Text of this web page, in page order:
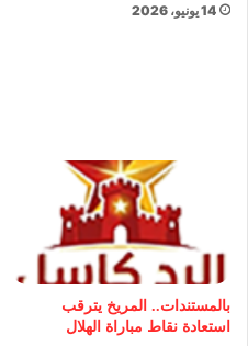
14 يونيو، 2026
بالمستندات.. المريخ يترقب
استعادة نقاط مباراة الهلال